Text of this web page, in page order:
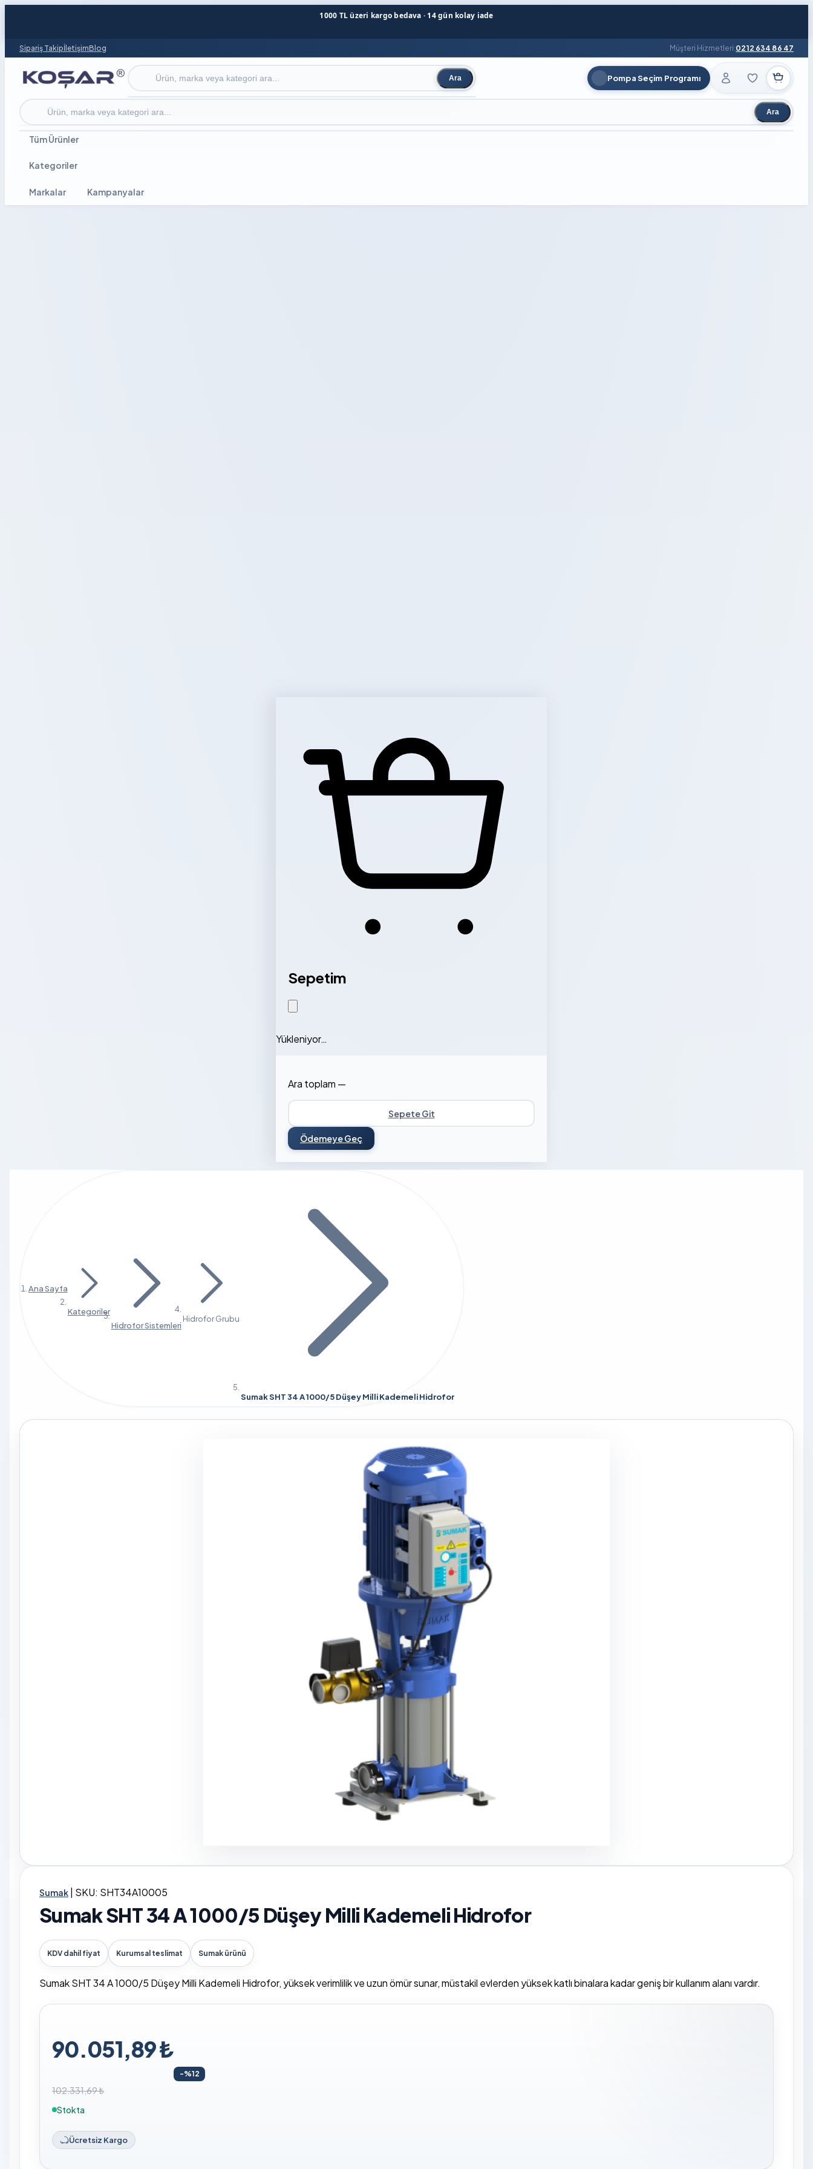
1000 TL üzeri kargo bedava · 14 gün kolay iade
Sipariş TakipİletişimBlog Müşteri Hizmetleri:0212 634 86 47
Ürün ara Ara Pompa Seçim Programı
Ürün ara Ara
Tüm Ürünler
Kategoriler
Markalar Kampanyalar
Sepetim
Yükleniyor…
Ara toplam —
Sepete Git
Ödemeye Geç
Ana Sayfa
Kategoriler
Hidrofor Sistemleri
Hidrofor Grubu
Sumak SHT 34 A 1000/5 Düşey Milli Kademeli Hidrofor
Sumak SKU: SHT34A10005
Sumak SHT 34 A 1000/5 Düşey Milli Kademeli Hidrofor
KDV dahil fiyat Kurumsal teslimat Sumak ürünü
Sumak SHT 34 A 1000/5 Düşey Milli Kademeli Hidrofor, yüksek verimlilik ve uzun ömür sunar, müstakil evlerden yüksek katlı binalara kadar geniş bir kullanım alanı vardır.
90.051,89 ₺
-%12
102.331,69 ₺
Stokta
Ücretsiz Kargo